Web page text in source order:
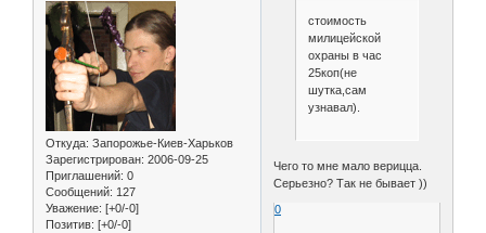
Откуда: Запорожье-Киев-Харьков
Зарегистрирован: 2006-09-25
Приглашений: 0
Сообщений: 127
Уважение: [+0/-0]
Позитив: [+0/-0]
стоимость
милицейской
охраны в час
25коп(не
шутка,сам
узнавал).
Чего то мне мало верицца.
Серьезно? Так не бывает ))
0